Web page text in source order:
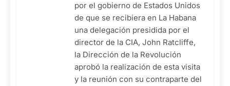
por el gobierno de Estados Unidos
de que se recibiera en La Habana
una delegación presidida por el
director de la CIA, John Ratcliffe,
la Dirección de la Revolución
aprobó la realización de esta visita
y la reunión con su contraparte del